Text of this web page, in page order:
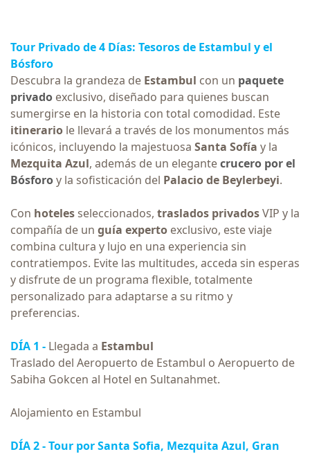
Tour Privado de 4 Días: Tesoros de Estambul y el
Bósforo
Descubra la grandeza de Estambul con un paquete
privado exclusivo, diseñado para quienes buscan
sumergirse en la historia con total comodidad. Este
itinerario le llevará a través de los monumentos más
icónicos, incluyendo la majestuosa Santa Sofía y la
Mezquita Azul, además de un elegantecrucero por el
Bósforoy la sofisticación del Palacio de Beylerbeyi.
Con hotelesseleccionados, traslados privadosVIP y la
compañía de un guía experto exclusivo, este viaje
combina cultura y lujo en una experiencia sin
contratiempos. Evite las multitudes, acceda sin esperas
y disfrute de un programa flexible, totalmente
personalizado para adaptarse a su ritmo y
preferencias.
DÍA 1 - Llegada a Estambul
Traslado del Aeropuerto de Estambul o Aeropuerto de
Sabiha Gokcen al Hotel en Sultanahmet.
Alojamiento en Estambul
DÍA 2 -Tour por Santa Sofia, Mezquita Azul, Gran